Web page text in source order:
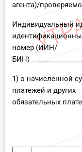
агента)/
Индивидуальный
номер (ИИН/
БИН)
1) о начисленной
платежей и других
обязательных